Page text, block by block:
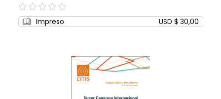
0%
Impreso USD $ 30,00